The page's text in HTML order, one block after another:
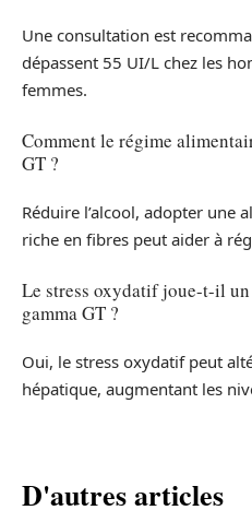
Une consultation est
dépassent 55 UI/L chez les
femmes.
Comment le régime
GT ?
Réduire l’alcool, adopter une
riche en fibres peut aider à
Le stress oxydatif joue-t-il
gamma GT ?
Oui, le stress oxydatif peut
hépatique, augmentant les
D'autres articles